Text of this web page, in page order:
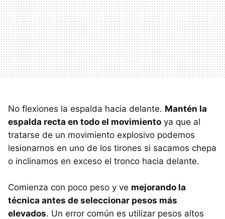
No flexiones la espalda hacia delante. Mantén la
espalda recta en todo el movimiento ya que al
tratarse de un movimiento explosivo podemos
lesionarnos en uno de los tirones si sacamos chepa
o inclinamos en exceso el tronco hacia delante.
Comienza con poco peso y ve mejorando la
técnica antes de seleccionar pesos más
elevados. Un error común es utilizar pesos altos